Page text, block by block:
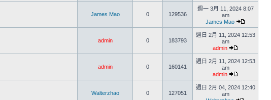
James Mao 0 129536
週一 3月 11, 2024 8:07
am
James Mao
admin 0 183793
週日 2月 11, 2024 12:53
am
admin
admin 0 160141
週日 2月 11, 2024 12:53
am
admin
Walterzhao 0 127051
週日 2月 04, 2024 12:40
am